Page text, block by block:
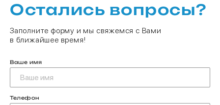
Остались вопросы?
Заполните форму и мы свяжемся с Вами
в ближайшее время!
Ваше имя
Телефон